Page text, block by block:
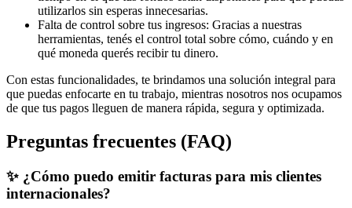
utilizarlos sin esperas innecesarias.
Falta de control sobre tus ingresos: Gracias a nuestras
herramientas, tenés el control total sobre cómo, cuándo y en
qué moneda querés recibir tu dinero.
Con estas funcionalidades, te brindamos una solución integral para
que puedas enfocarte en tu trabajo, mientras nosotros nos ocupamos
de que tus pagos lleguen de manera rápida, segura y optimizada.
Preguntas frecuentes (FAQ)
✨ ¿Cómo puedo emitir facturas para mis clientes
internacionales?